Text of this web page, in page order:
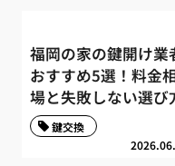
福岡の家の鍵開け業
おすすめ5選！料金
場と失敗しない選び
鍵交換